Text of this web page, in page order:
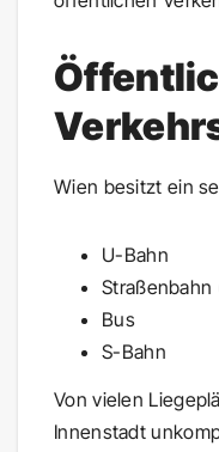
Wien besitzt ein
U-Bahn
Straßenbahn
Bus
S-Bahn
Von vielen
Innenstadt